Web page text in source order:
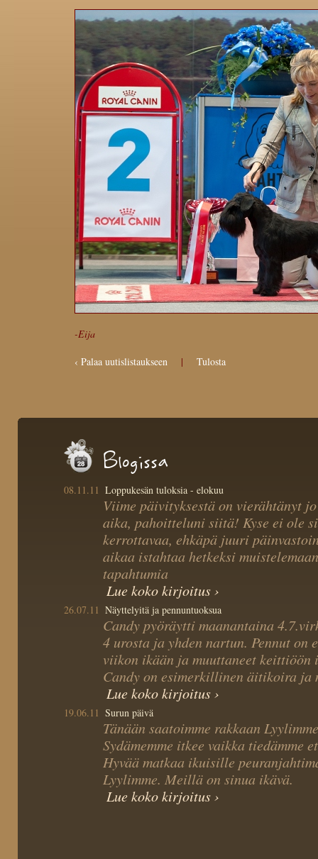
-Eija
‹ Palaa uutislistaukseen | Tulosta
Blogissa
08.11.11 Loppukesän tuloksia - elokuu
Viime päivityksestä on vierähtänyt
aika, pahoitteluni siitä! Kyse ei ole
kerrottavaa, ehkäpä juuri
aikaa istahtaa hetkeksi
tapahtumia
Lue koko kirjoitus ›
26.07.11 Näyttelyitä ja pennuntuoksua
Candy pyöräytti maanantaina
4 urosta ja yhden nartun. Pennut on
viikon ikään ja muuttaneet keittiöön
Candy on esimerkillinen äitikoira ja
Lue koko kirjoitus ›
19.06.11 Surun päivä
Tänään saatoimme rakkaan
Sydämemme itkee vaikka tiedämme
Hyvää matkaa ikuisille
Lyylimme. Meillä on sinua ikävä.
Lue koko kirjoitus ›